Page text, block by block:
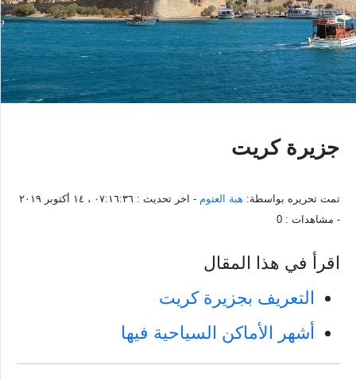
جزيرة كريت
تمت تحريره بواسطة: هبة العتوم - اخر تحديث : ٠٧:١٦:٣٦ ، ١٤ أكتوبر ٢٠١٩
- مشاهدات : 0
اقرأ في هذا المقال
التعريف بجزيرة كريت
أشهر الأماكن السياحية فيها